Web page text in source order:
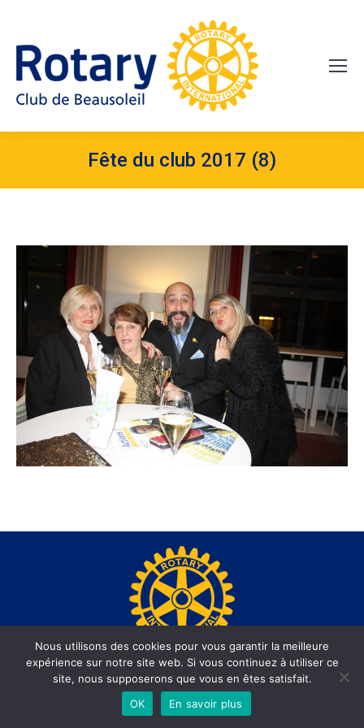
Fête du club 2017 (8)
www.rotary-beausoleil.org - Site réalisé par l'agence web
informatiques.com
Footer Menu
Nous utilisons des cookies pour vous garantir la meilleure
expérience sur notre site web. Si vous continuez à utiliser ce
site, nous supposerons que vous en êtes satisfait.
OK
En savoir plus